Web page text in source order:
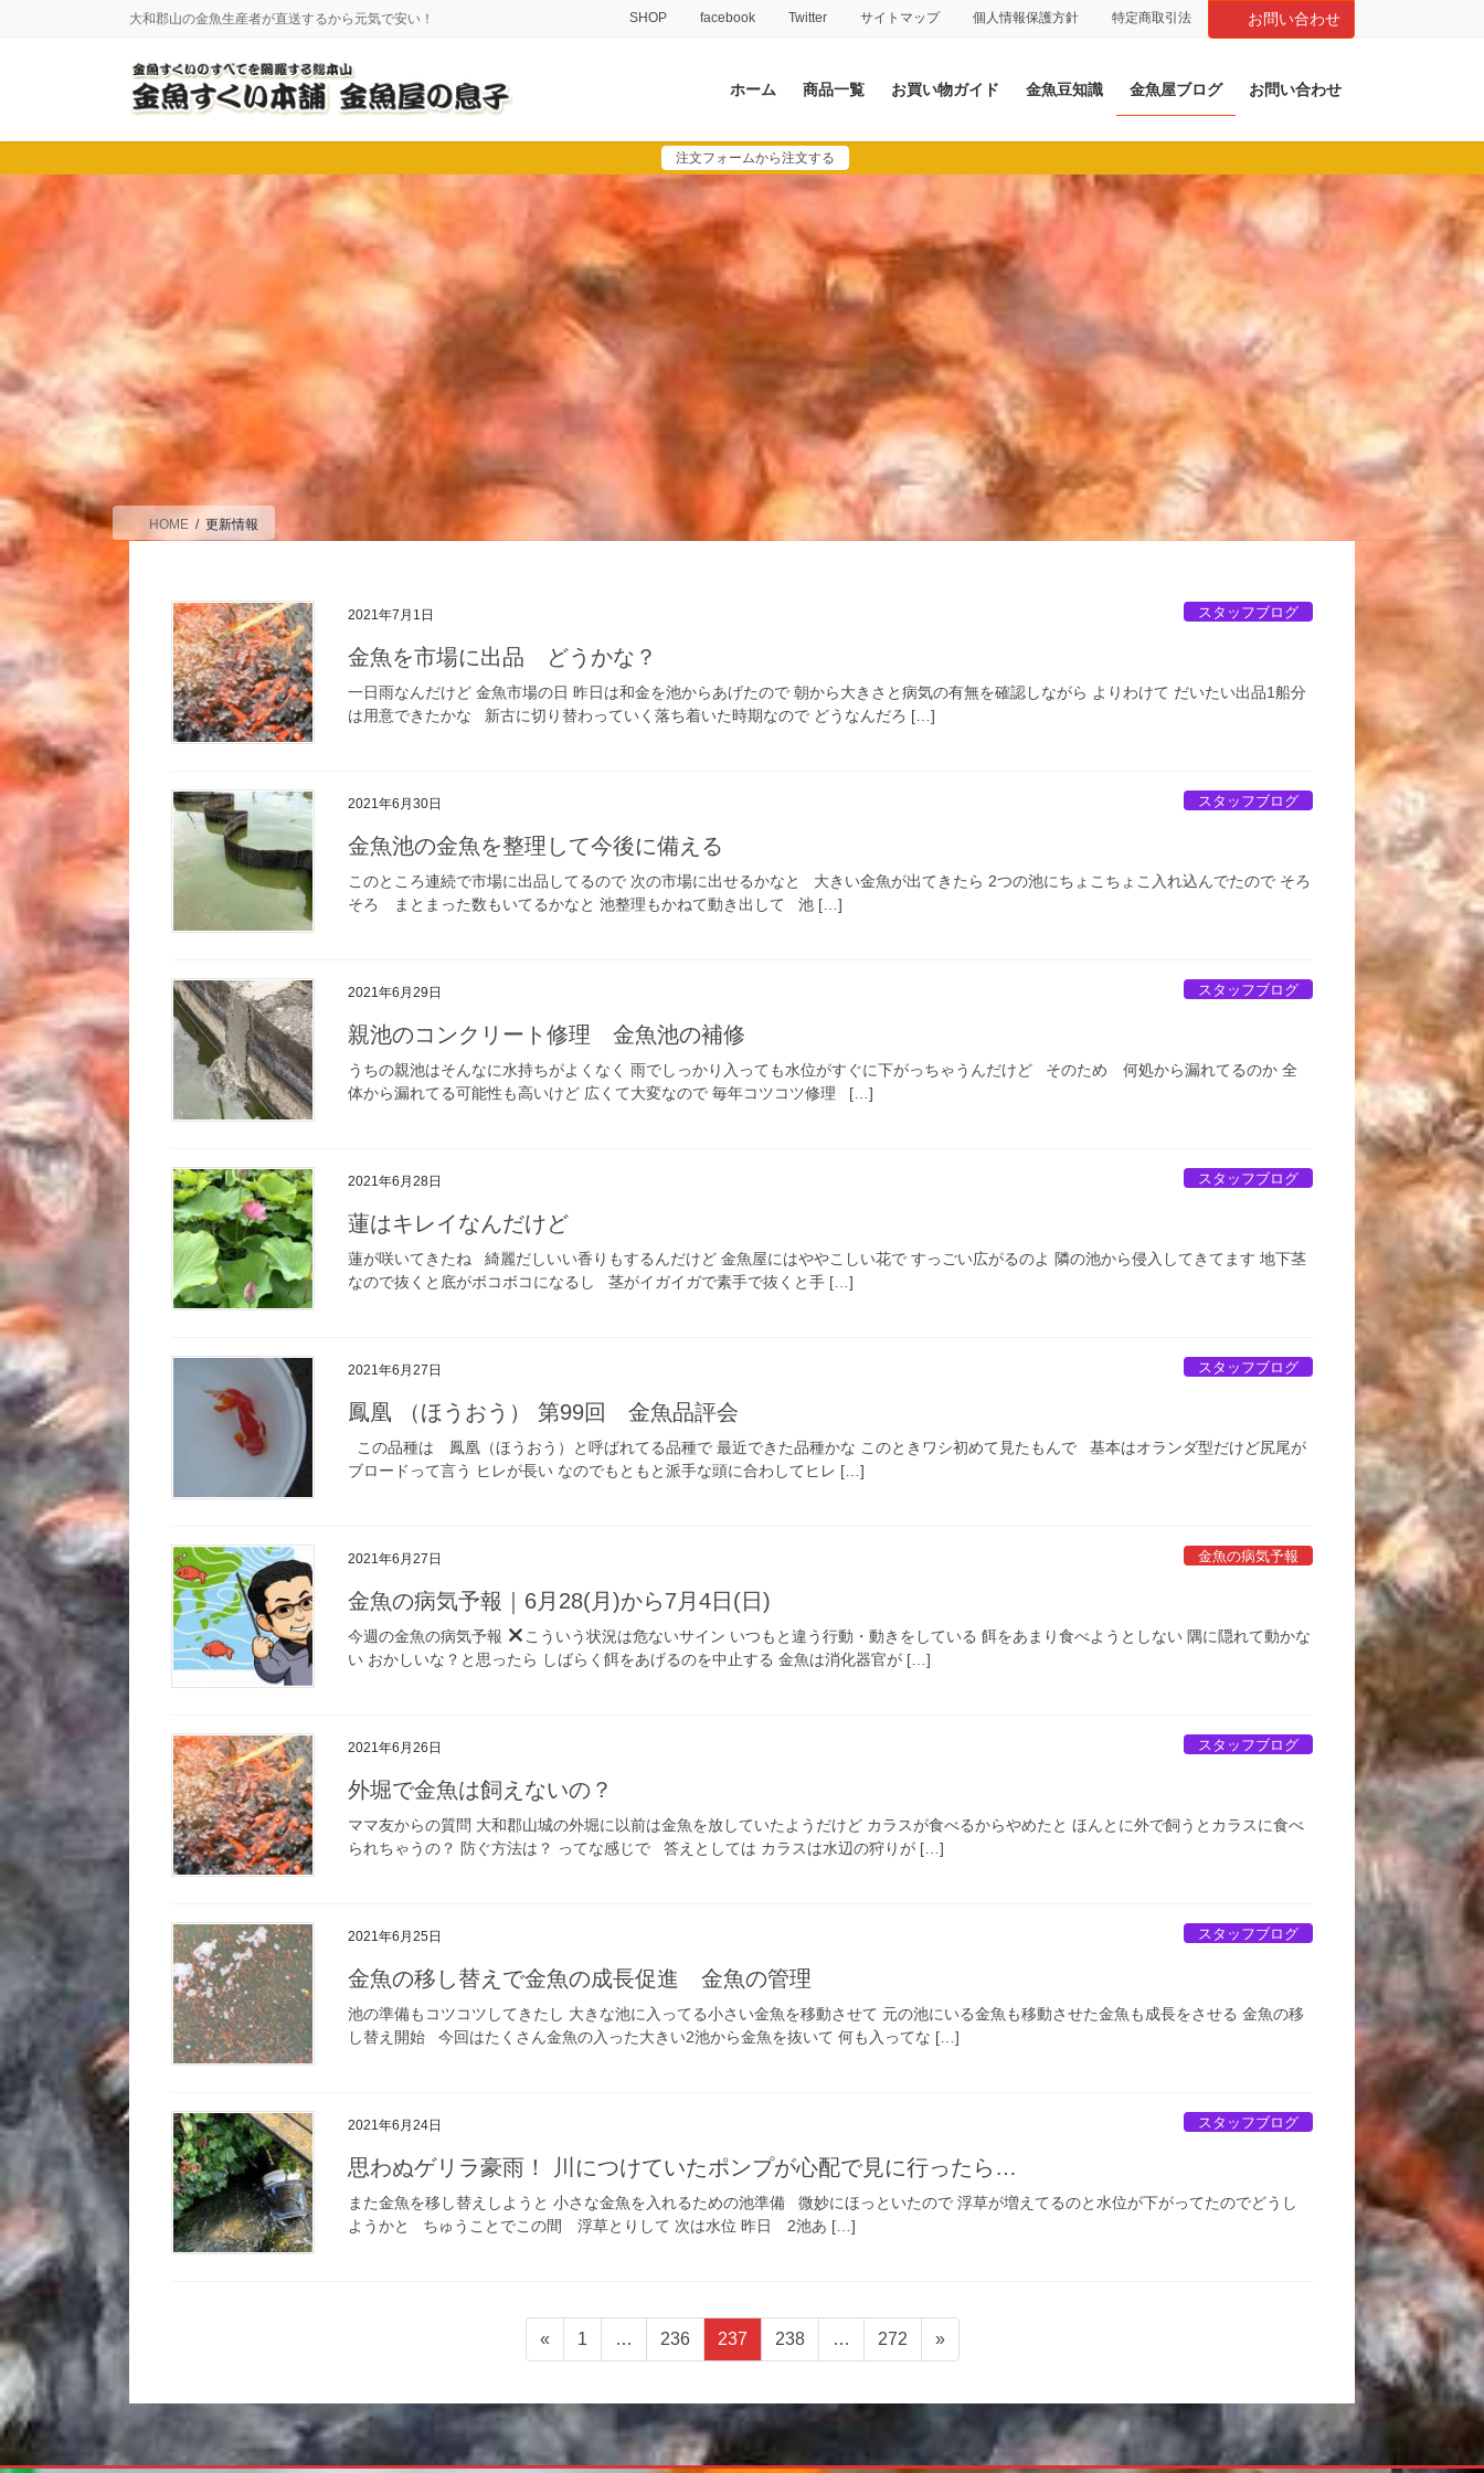
に
移
ョ
ン
大和郡山の金魚生産者が直送するから元気で安い！ SHOP facebook Twitter サイトマップ 個人情報保護方針 特定商取引法 お問い合わせ
ホーム 商品一覧 お買い物ガイド 金魚豆知識 金魚屋ブログ お問い合わせ
注文フォームから注文する
HOME 更新情報
2021年7月1日 スタッフブログ
金魚を市場に出品 どうかな？
一日雨なんだけど 金魚市場の日 昨日は和金を池からあげたので 朝から大きさと病気の有無を確認しながら よりわけて だいたい出品1船分
は用意できたかな 新古に切り替わっていく落ち着いた時期なので どうなんだろ […]
2021年6月30日 スタッフブログ
金魚池の金魚を整理して今後に備える
このところ連続で市場に出品してるので 次の市場に出せるかなと 大きい金魚が出てきたら 2つの池にちょこちょこ入れ込んでたので そろ
そろ まとまった数もいてるかなと 池整理もかねて動き出して 池 […]
2021年6月29日 スタッフブログ
親池のコンクリート修理 金魚池の補修
うちの親池はそんなに水持ちがよくなく 雨でしっかり入っても水位がすぐに下がっちゃうんだけど そのため 何処から漏れてるのか 全
体から漏れてる可能性も高いけど 広くて大変なので 毎年コツコツ修理 […]
2021年6月28日 スタッフブログ
蓮はキレイなんだけど
蓮が咲いてきたね 綺麗だしいい香りもするんだけど 金魚屋にはややこしい花で すっごい広がるのよ 隣の池から侵入してきてます 地下茎
なので抜くと底がボコボコになるし 茎がイガイガで素手で抜くと手 […]
2021年6月27日 スタッフブログ
鳳凰 （ほうおう） 第99回 金魚品評会
この品種は 鳳凰（ほうおう）と呼ばれてる品種で 最近できた品種かな このときワシ初めて見たもんで 基本はオランダ型だけど尻尾が
ブロードって言う ヒレが長い なのでもともと派手な頭に合わしてヒレ […]
2021年6月27日 金魚の病気予報
金魚の病気予報｜6月28(月)から7月4日(日)
今週の金魚の病気予報
こういう状況は危ないサイン いつもと違う行動・動きをしている 餌をあまり食べようとしない 隅に隠れて動かな
い おかしいな？と思ったら しばらく餌をあげるのを中止する 金魚は消化器官が […]
2021年6月26日 スタッフブログ
外堀で金魚は飼えないの？
ママ友からの質問 大和郡山城の外堀に以前は金魚を放していたようだけど カラスが食べるからやめたと ほんとに外で飼うとカラスに食べ
られちゃうの？ 防ぐ方法は？ ってな感じで 答えとしては カラスは水辺の狩りが […]
2021年6月25日 スタッフブログ
金魚の移し替えで金魚の成長促進 金魚の管理
池の準備もコツコツしてきたし 大きな池に入ってる小さい金魚を移動させて 元の池にいる金魚も移動させた金魚も成長をさせる 金魚の移
し替え開始 今回はたくさん金魚の入った大きい2池から金魚を抜いて 何も入ってな […]
2021年6月24日 スタッフブログ
思わぬゲリラ豪雨！ 川につけていたポンプが心配で見に行ったら…
また金魚を移し替えしようと 小さな金魚を入れるための池準備 微妙にほっといたので 浮草が増えてるのと水位が下がってたのでどうし
ようかと ちゅうことでこの間 浮草とりして 次は水位 昨日 2池あ […]
ナ
ビ
«
ペ
ー
1 …
ペ
ー
236
ペ
ー
237
ペ
ー
238 …
ペ
ー
272 »